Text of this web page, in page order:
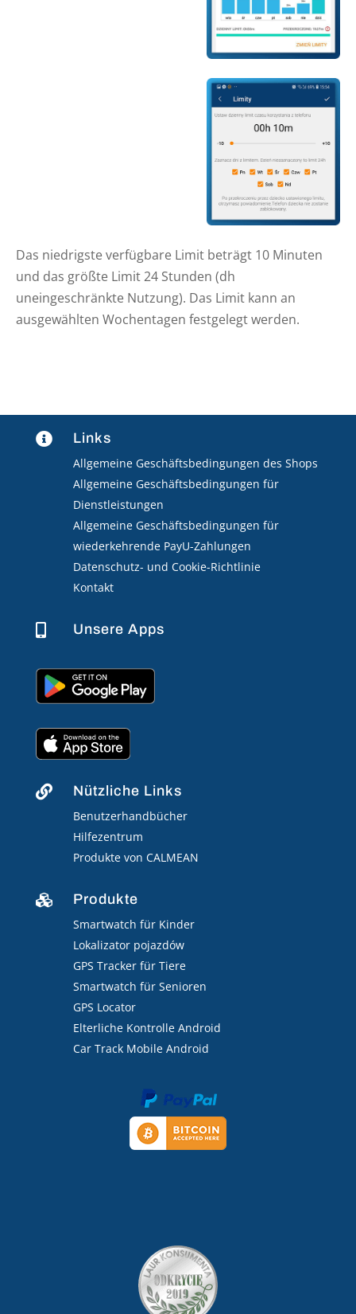
Das niedrigste verfügbare Limit beträgt 10 Minuten
und das größte Limit 24 Stunden (dh
uneingeschränkte Nutzung). Das Limit kann an
ausgewählten Wochentagen festgelegt werden.
 Links
Allgemeine Geschäftsbedingungen des Shops
Allgemeine Geschäftsbedingungen für
Dienstleistungen
Allgemeine Geschäftsbedingungen für
wiederkehrende PayU-Zahlungen
Datenschutz- und Cookie-Richtlinie
Kontakt
 Unsere Apps
 Nützliche Links
Benutzerhandbücher
Hilfezentrum
Produkte von CALMEAN
 Produkte
Smartwatch für Kinder
Lokalizator pojazdów
GPS Tracker für Tiere
Smartwatch für Senioren
GPS Locator
Elterliche Kontrolle Android
Car Track Mobile Android